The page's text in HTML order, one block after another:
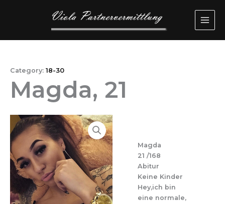
Category: 18-30
Magda, 21
Magda
21 /168
Abitur
Keine Kinder
Hey,ich bin
eine normale,